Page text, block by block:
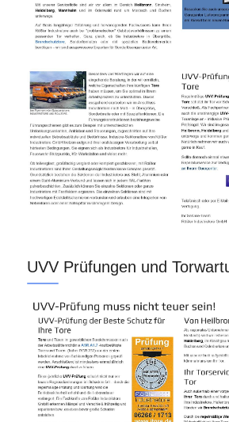
UVV Prüfungen und